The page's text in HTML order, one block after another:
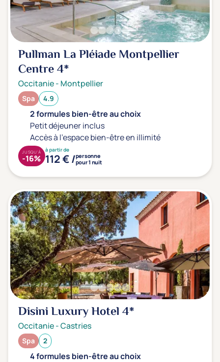
Sport
(0)
Yoga
(0)
Offres spéciales
Vente Flash & Promo
Offres spéciales Solo
Distance de chez vous
Établissements proches de chez moi
Transports & hébergement
Soins sans hébergement
(1)
Offre séjour + vol inclus
(0)
Pullman La Pléiade Montpellier
Centre4*
Occitanie- Montpellier
Spa 4.9
2 formules bien-être au choix
Petit déjeuner inclus
Accès à l'espace bien-être en illimité
à partir de
112 € /personne
pour 1 nuit
JUSQU'À
-16%
Disini Luxury Hotel4*
Occitanie-Castries
Spa 2
4 formules bien-être au choix